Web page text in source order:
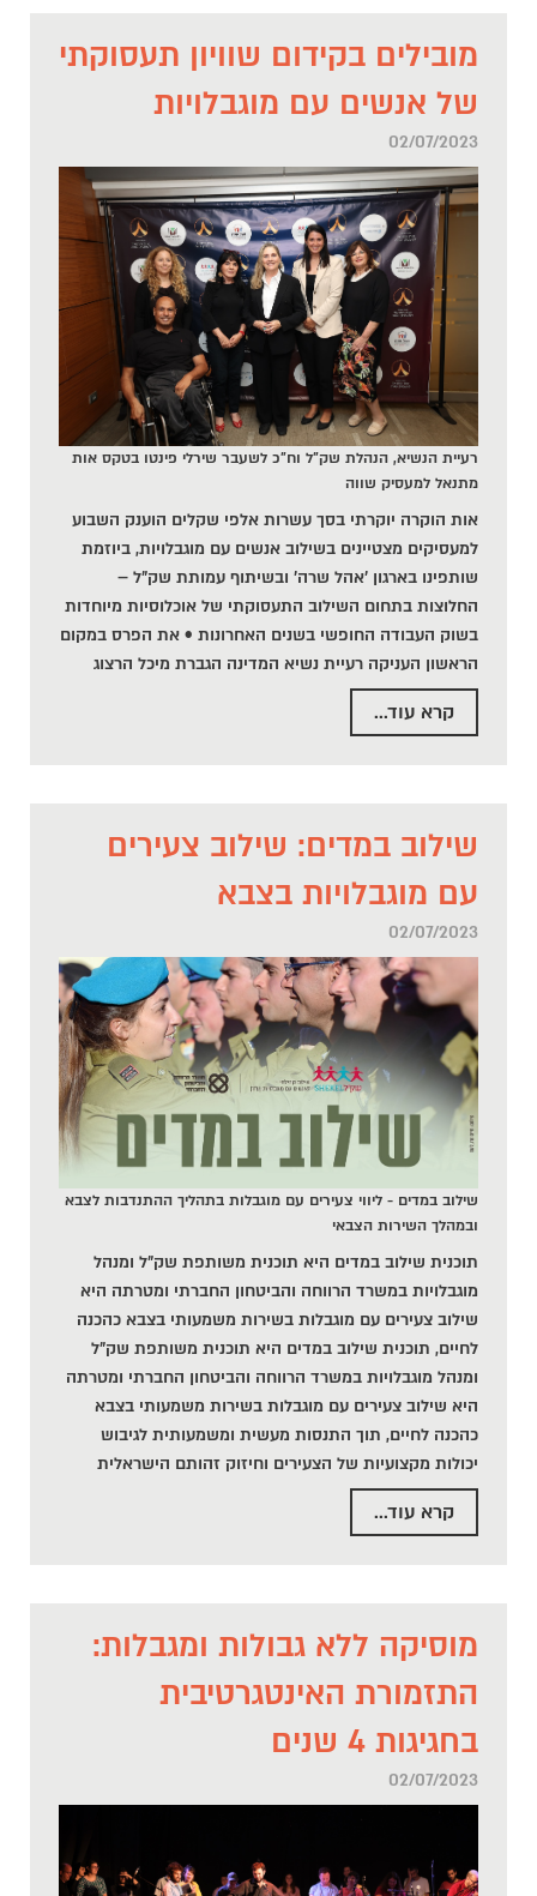
מובילים בקידום שוויון תעסוקתי
של אנשים עם מוגבלויות
02/07/2023
רעיית הנשיא, הנהלת שק"ל וח"כ לשעבר שירלי פינטו בטקס אות
מתנאל למעסיק שווה
אות הוקרה יוקרתי בסך עשרות אלפי שקלים הוענק השבוע
למעסיקים מצטיינים בשילוב אנשים עם מוגבלויות, ביוזמת
שותפינו בארגון 'אהל שרה' ובשיתוף עמותת שק"ל –
החלוצות בתחום השילוב התעסוקתי של אוכלוסיות מיוחדות
בשוק העבודה החופשי בשנים האחרונות • את הפרס במקום
הראשון העניקה רעיית נשיא המדינה הגברת מיכל הרצוג
קרא עוד...
שילוב במדים: שילוב צעירים
עם מוגבלויות בצבא
02/07/2023
שילוב במדים - ליווי צעירים עם מוגבלות בתהליך ההתנדבות לצבא
ובמהלך השירות הצבאי
תוכנית שילוב במדים היא תוכנית משותפת שק"ל ומנהל
מוגבלויות במשרד הרווחה והביטחון החברתי ומטרתה היא
שילוב צעירים עם מוגבלות בשירות משמעותי בצבא כהכנה
לחיים, תוכנית שילוב במדים היא תוכנית משותפת שק"ל
ומנהל מוגבלויות במשרד הרווחה והביטחון החברתי ומטרתה
היא שילוב צעירים עם מוגבלות בשירות משמעותי בצבא
כהכנה לחיים, תוך התנסות מעשית ומשמעותית לגיבוש
יכולות מקצועיות של הצעירים וחיזוק זהותם הישראלית
קרא עוד...
מוסיקה ללא גבולות ומגבלות:
התזמורת האינטגרטיבית
בחגיגות 4 שנים
02/07/2023